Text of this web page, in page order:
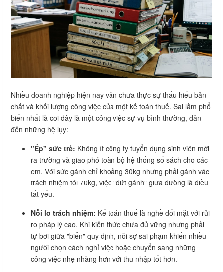
Nhiều doanh nghiệp hiện nay vẫn chưa thực sự thấu hiểu bản
chất và khối lượng công việc của một kế toán thuế. Sai lầm phổ
biến nhất là coi đây là một công việc sự vụ bình thường, dẫn
đến những hệ lụy:
"Ép" sức trẻ: Không ít công ty tuyển dụng sinh viên mới
ra trường và giao phó toàn bộ hệ thống sổ sách cho các
em. Với sức gánh chỉ khoảng 30kg nhưng phải gánh vác
trách nhiệm tới 70kg, việc "đứt gánh" giữa đường là điều
tất yếu.
Nỗi lo trách nhiệm: Kế toán thuế là nghề đối mặt với rủi
ro pháp lý cao. Khi kiến thức chưa đủ vững nhưng phải
tự bơi giữa "biển" quy định, nỗi sợ sai phạm khiến nhiều
người chọn cách nghỉ việc hoặc chuyển sang những
công việc nhẹ nhàng hơn với thu nhập tốt hơn.